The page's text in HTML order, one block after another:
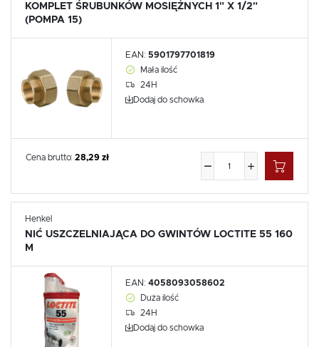
KOMPLET ŚRUBUNKÓW MOSIĘŻNYCH 1" X 1/2"
(POMPA 15)
EAN: 5901797701819
Mała ilość
24H
Dodaj do schowka
Cena brutto: 28,29 zł
Henkel
NIĆ USZCZELNIAJĄCA DO GWINTÓW LOCTITE 55 160
M
EAN: 4058093058602
Duża ilość
24H
Dodaj do schowka